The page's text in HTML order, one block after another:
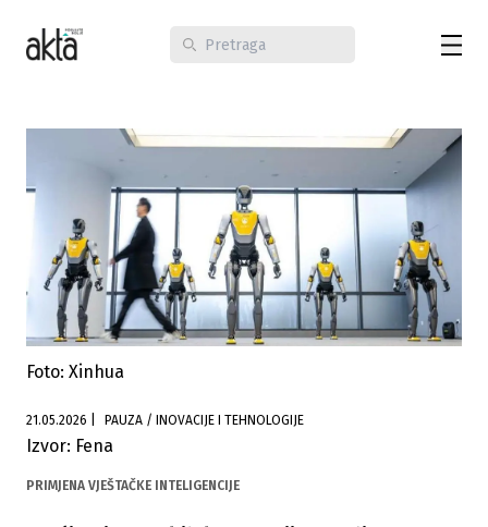
Foto: Xinhua
21.05.2026 PAUZA / INOVACIJE I TEHNOLOGIJE
Izvor: Fena
PRIMJENA VJEŠTAČKE INTELIGENCIJE